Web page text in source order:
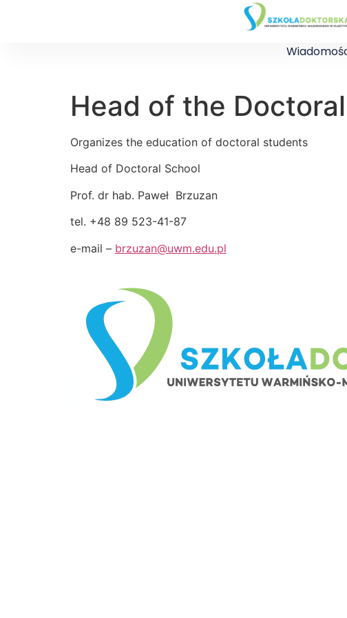
Head of the
Organizes the education of doctoral students
Head of Doctoral School
Prof. dr hab. Paweł Brzuzan
tel. +48 89 523-41-87
e-mail – brzuzan@uwm.edu.pl